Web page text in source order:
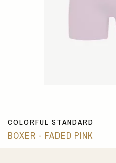
COLORFUL STANDARD
BOXER - FADED PINK